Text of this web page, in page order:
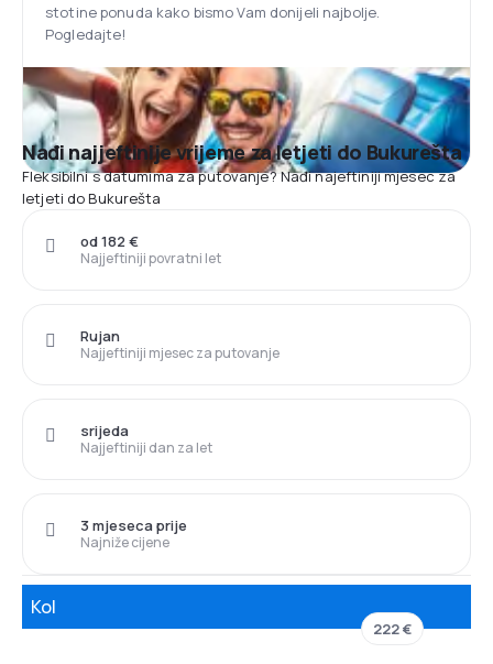
stotine ponuda kako bismo Vam donijeli najbolje.
Pogledajte!
Nađi najjeftinije vrijeme za letjeti do Bukurešta
Fleksibilni s datumima za putovanje? Nađi najeftiniji mjesec za
letjeti do Bukurešta
Najjeftiniji povratni let
od 182 €
Najjeftiniji mjesec za putovanje
Rujan
Najjeftiniji dan za let
srijeda
Najniže cijene
3 mjeseca prije
Kol
222 €